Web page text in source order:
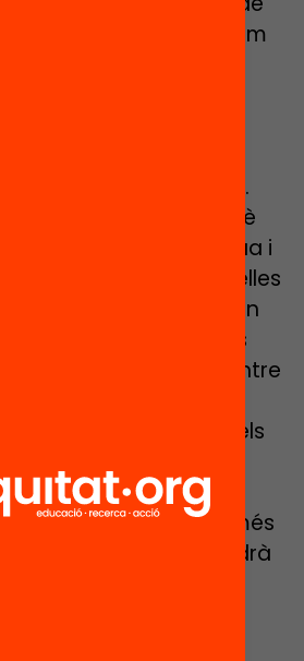
per al qual comptarem
Artigal (directora de
del Consorci
i Jesús Moral
d’Innovació i
d’Educació).
part del cicle Què
iniciativa d’Ivàlua i
S’adreça a totes aquelles
vinculades al món
a conèixer els
de les xarxes entre
administració
directius i docents dels
promotors i
xarxes, etc.
és lliure i gratuït, només
El debat també es podrà
a través del hashtag
que…